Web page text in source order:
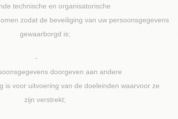
technische en organisatorische
zodat de beveiliging van uw persoonsgegevens
gewaarborgd is;
-
doorgeven aan andere
is voor uitvoering van de doeleinden waarvoor ze
zijn verstrekt;